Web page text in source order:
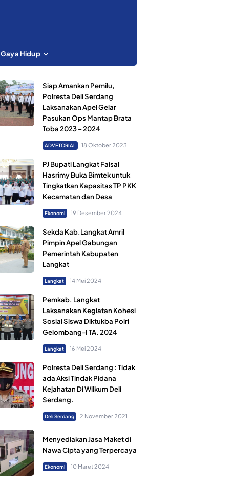
Gaya Hidup
Siap Amankan Pemilu,
Polresta Deli Serdang
Laksanakan Apel Gelar
Pasukan Ops Mantap Brata
Toba 2023 – 2024
ADVETORIAL 18 Oktober 2023
PJ Bupati Langkat Faisal
Hasrimy Buka Bimtek untuk
Tingkatkan Kapasitas TP PKK
Kecamatan dan Desa
Ekonomi 19 Desember 2024
Sekda Kab.Langkat Amril
Pimpin Apel Gabungan
Pemerintah Kabupaten
Langkat
Langkat 14 Mei 2024
Pemkab. Langkat
Laksanakan Kegiatan Kohesi
Sosial Siswa Diktukba Polri
Gelombang-I TA. 2024
Langkat 16 Mei 2024
Polresta Deli Serdang : Tidak
ada Aksi Tindak Pidana
Kejahatan Di Wilkum Deli
Serdang.
Deli Serdang 2 November 2021
Menyediakan Jasa Maket di
Nawa Cipta yang Terpercaya
Ekonomi 10 Maret 2024